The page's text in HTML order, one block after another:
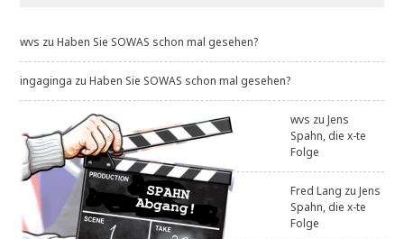
wvs zuHaben Sie SOWAS schon mal gesehen?
ingaginga zuHaben Sie SOWAS schon mal gesehen?
wvs zuJens
Spahn, die x-te
Folge
Fred Lang zuJens
Spahn, die x-te
Folge